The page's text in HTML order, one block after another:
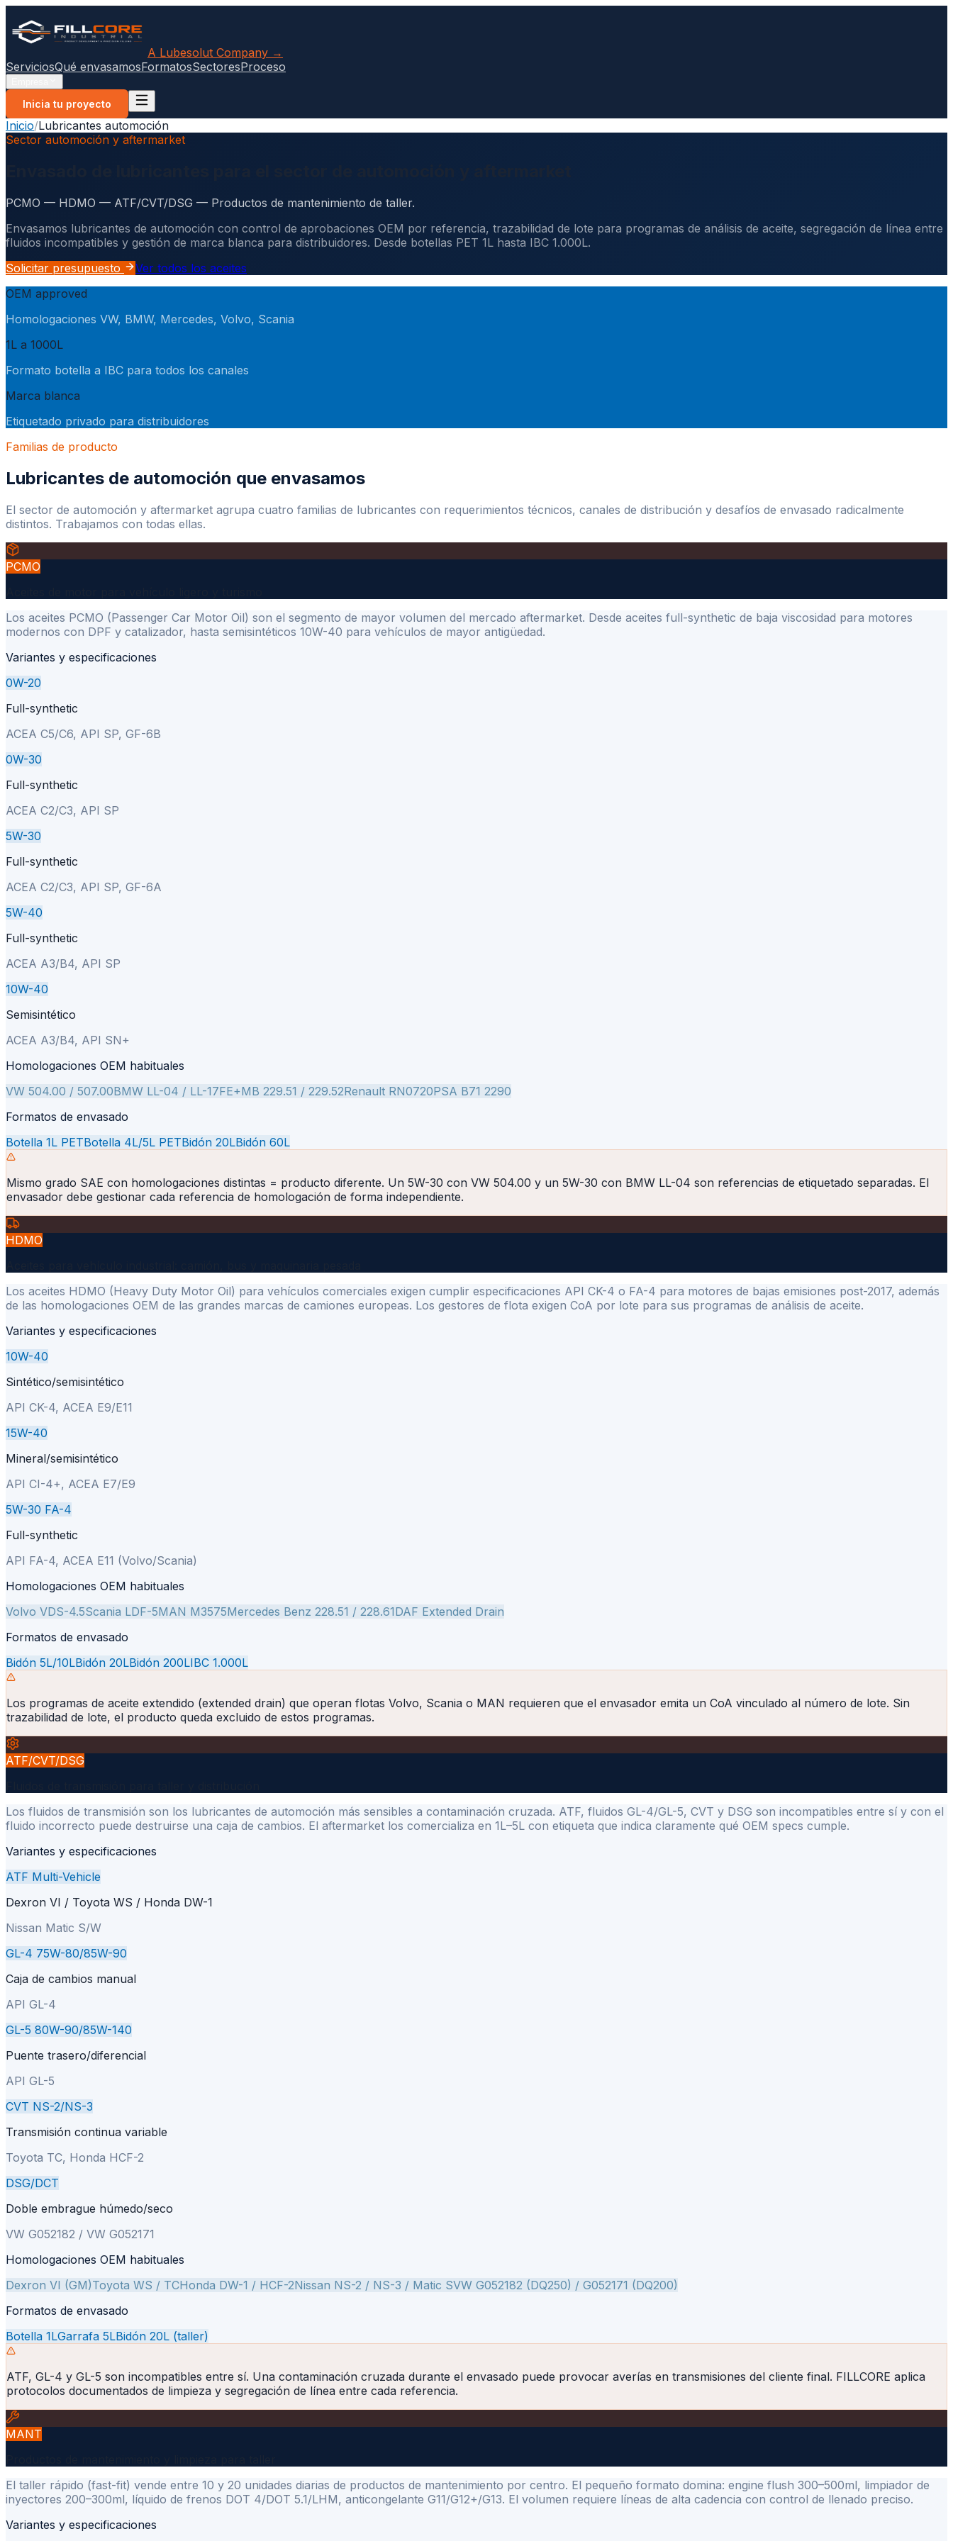
A Lubesolut Company →
ServiciosQué envasamosFormatosSectoresProceso
Inicia tu proyecto
Inicio/Lubricantes automoción
Sector automoción y aftermarket
PCMO — HDMO — ATF/CVT/DSG — Productos de mantenimiento de taller.
Envasamos lubricantes de automoción con control de aprobaciones OEM por referencia, trazabilidad de lote para programas de análisis de aceite, segregación de línea entre
fluidos incompatibles y gestión de marca blanca para distribuidores. Desde botellas PET 1L hasta IBC 1.000L.
Solicitar presupuesto
Ver todos los aceites
OEM approved
Homologaciones VW, BMW, Mercedes, Volvo, Scania
1L a 1000L
Formato botella a IBC para todos los canales
Marca blanca
Etiquetado privado para distribuidores
Familias de producto
Lubricantes de automoción que envasamos
El sector de automoción y aftermarket agrupa cuatro familias de lubricantes con requerimientos técnicos, canales de distribución y desafíos de envasado radicalmente
distintos. Trabajamos con todas ellas.
PCMO
Los aceites PCMO (Passenger Car Motor Oil) son el segmento de mayor volumen del mercado aftermarket. Desde aceites full-synthetic de baja viscosidad para motores
modernos con DPF y catalizador, hasta semisintéticos 10W-40 para vehículos de mayor antigüedad.
Variantes y especificaciones
0W-20
Full-synthetic
ACEA C5/C6, API SP, GF-6B
0W-30
Full-synthetic
ACEA C2/C3, API SP
5W-30
Full-synthetic
ACEA C2/C3, API SP, GF-6A
5W-40
Full-synthetic
ACEA A3/B4, API SP
10W-40
Semisintético
ACEA A3/B4, API SN+
Homologaciones OEM habituales
VW 504.00 / 507.00BMW LL-04 / LL-17FE+MB 229.51 / 229.52Renault RN0720PSA B71 2290
Formatos de envasado
Botella 1L PETBotella 4L/5L PETBidón 20LBidón 60L
Mismo grado SAE con homologaciones distintas = producto diferente. Un 5W-30 con VW 504.00 y un 5W-30 con BMW LL-04 son referencias de etiquetado separadas. El
envasador debe gestionar cada referencia de homologación de forma independiente.
HDMO
Los aceites HDMO (Heavy Duty Motor Oil) para vehículos comerciales exigen cumplir especificaciones API CK-4 o FA-4 para motores de bajas emisiones post-2017, además
de las homologaciones OEM de las grandes marcas de camiones europeas. Los gestores de flota exigen CoA por lote para sus programas de análisis de aceite.
Variantes y especificaciones
10W-40
Sintético/semisintético
API CK-4, ACEA E9/E11
15W-40
Mineral/semisintético
API CI-4+, ACEA E7/E9
5W-30 FA-4
Full-synthetic
API FA-4, ACEA E11 (Volvo/Scania)
Homologaciones OEM habituales
Volvo VDS-4.5Scania LDF-5MAN M3575Mercedes Benz 228.51 / 228.61DAF Extended Drain
Formatos de envasado
Bidón 5L/10LBidón 20LBidón 200LIBC 1.000L
Los programas de aceite extendido (extended drain) que operan flotas Volvo, Scania o MAN requieren que el envasador emita un CoA vinculado al número de lote. Sin
trazabilidad de lote, el producto queda excluido de estos programas.
ATF/CVT/DSG
Los fluidos de transmisión son los lubricantes de automoción más sensibles a contaminación cruzada. ATF, fluidos GL-4/GL-5, CVT y DSG son incompatibles entre sí y con el
fluido incorrecto puede destruirse una caja de cambios. El aftermarket los comercializa en 1L–5L con etiqueta que indica claramente qué OEM specs cumple.
Variantes y especificaciones
ATF Multi-Vehicle
Dexron VI / Toyota WS / Honda DW-1
Nissan Matic S/W
GL-4 75W-80/85W-90
Caja de cambios manual
API GL-4
GL-5 80W-90/85W-140
Puente trasero/diferencial
API GL-5
CVT NS-2/NS-3
Transmisión continua variable
Toyota TC, Honda HCF-2
DSG/DCT
Doble embrague húmedo/seco
VW G052182 / VW G052171
Homologaciones OEM habituales
Dexron VI (GM)Toyota WS / TCHonda DW-1 / HCF-2Nissan NS-2 / NS-3 / Matic SVW G052182 (DQ250) / G052171 (DQ200)
Formatos de envasado
Botella 1LGarrafa 5LBidón 20L (taller)
ATF, GL-4 y GL-5 son incompatibles entre sí. Una contaminación cruzada durante el envasado puede provocar averías en transmisiones del cliente final. FILLCORE aplica
protocolos documentados de limpieza y segregación de línea entre cada referencia.
MANT
El taller rápido (fast-fit) vende entre 10 y 20 unidades diarias de productos de mantenimiento por centro. El pequeño formato domina: engine flush 300–500ml, limpiador de
inyectores 200–300ml, líquido de frenos DOT 4/DOT 5.1/LHM, anticongelante G11/G12+/G13. El volumen requiere líneas de alta cadencia con control de llenado preciso.
Variantes y especificaciones